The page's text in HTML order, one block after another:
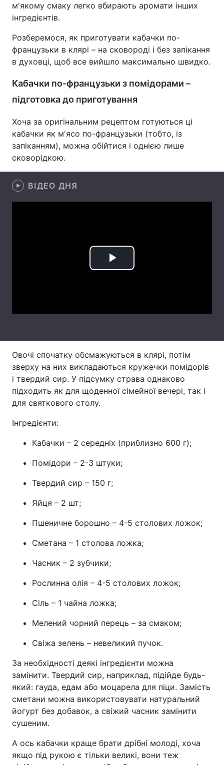
Спорт
Техно і зв'язок Лайт
Зброя Інциденти
Здоров'я Туризм
Цікавинки Погода
Екологія Регіони
Лонгріди
Тема оформлення
м'якому смаку легко вбирають аромати інших
інгредієнтів.
Розберемося, як приготувати кабачки по-
французьки в клярі – на сковороді і без запікання
в духовці, щоб все вийшло максимально швидко.
Кабачки по-французьки з помідорами –
підготовка до приготування
Хоча за оригінальним рецептом готуються ці
кабачки як м'ясо по-французьки (тобто, із
запіканням), можна обійтися і однією лише
сковорідкою.
ВІДЕО ДНЯ
Play
Овочі спочатку обсмажуються в клярі, потім
зверху на них викладаються кружечки помідорів
і твердий сир. У підсумку страва однаково
підходить як для щоденної сімейної вечері, так і
для святкового столу.
Інгредієнти:
Кабачки – 2 середніх (приблизно 600 г);
Помідори – 2-3 штуки;
Твердий сир – 150 г;
Яйця – 2 шт;
Пшеничне борошно – 4-5 столових ложок;
Сметана – 1 столова ложка;
Часник – 2 зубчики;
Рослинна олія – 4-5 столових ложок;
Сіль – 1 чайна ложка;
Мелений чорний перець – за смаком;
Свіжа зелень – невеликий пучок.
За необхідності деякі інгредієнти можна
замінити. Твердий сир, наприклад, підійде будь-
який: гауда, едам або моцарела для піци. Замість
сметани можна використовувати натуральний
йогурт без добавок, а свіжий часник замінити
сушеним.
А ось кабачки краще брати дрібні молоді, хоча
якщо під рукою є тільки великі, вони теж